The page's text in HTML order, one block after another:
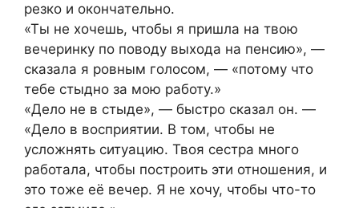
резко и окончательно.
«Ты не хочешь, чтобы я пришла на твою
вечеринку по поводу выхода на пенсию», —
сказала я ровным голосом, — «потому что
тебе стыдно за мою работу.»
«Дело не в стыде», — быстро сказал он. —
«Дело в восприятии. В том, чтобы не
усложнять ситуацию. Твоя сестра много
работала, чтобы построить эти отношения, и
это тоже её вечер. Я не хочу, чтобы что-то